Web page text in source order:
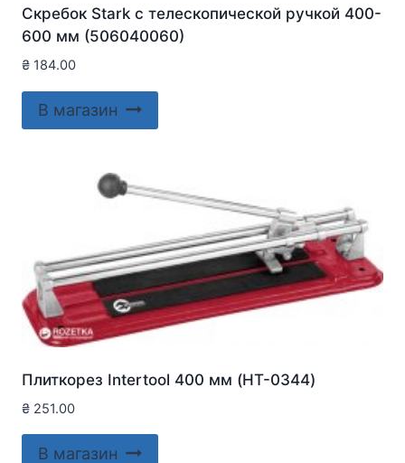
Скребок Stark с телескопической ручкой 400-
600 мм (506040060)
₴ 184.00
В магазин
Плиткорез Intertool 400 мм (HT-0344)
₴ 251.00
В магазин